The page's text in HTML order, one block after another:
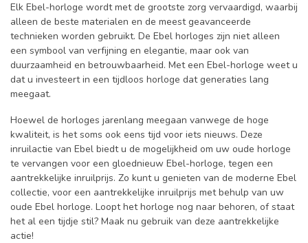
Elk Ebel-horloge wordt met de grootste zorg vervaardigd, waarbij
alleen de beste materialen en de meest geavanceerde
technieken worden gebruikt. De Ebel horloges zijn niet alleen
een symbool van verfijning en elegantie, maar ook van
duurzaamheid en betrouwbaarheid. Met een Ebel-horloge weet u
dat u investeert in een tijdloos horloge dat generaties lang
meegaat.
Hoewel de horloges jarenlang meegaan vanwege de hoge
kwaliteit, is het soms ook eens tijd voor iets nieuws. Deze
inruilactie van Ebel biedt u de mogelijkheid om uw oude horloge
te vervangen voor een gloednieuw Ebel-horloge, tegen een
aantrekkelijke inruilprijs. Zo kunt u genieten van de moderne Ebel
collectie, voor een aantrekkelijke inruilprijs met behulp van uw
oude Ebel horloge. Loopt het horloge nog naar behoren, of staat
het al een tijdje stil? Maak nu gebruik van deze aantrekkelijke
actie!